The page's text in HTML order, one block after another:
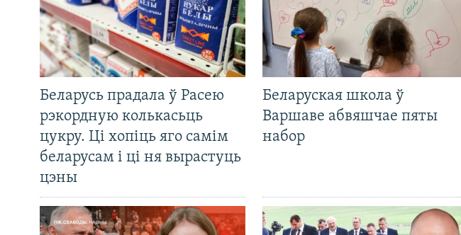
Беларусь прадала ў Расею
рэкордную колькасьць
цукру. Ці хопіць яго самім
беларусам і ці ня вырастуць
цэны
Беларуская школа ў
Варшаве абвяшчае пяты
набор